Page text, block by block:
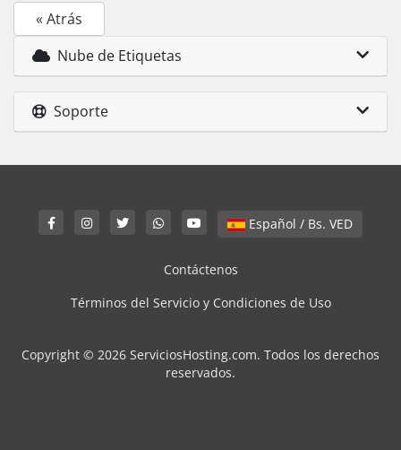
« Atrás
Nube de Etiquetas
Soporte
Español / Bs. VED
Contáctenos
Términos del Servicio y Condiciones de Uso
Copyright © 2026 ServiciosHosting.com. Todos los derechos
reservados.